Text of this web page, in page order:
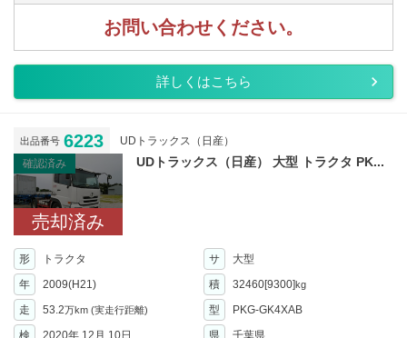
お問い合わせください。
詳しくはこちら
出品番号 6223
UDトラックス（日産）
確認済み
売却済み
UDトラックス（日産） 大型 トラクタ PK...
形 トラクタ サ
大型
年
2009(H21) 積 32460[9300]kg
走 53.2万km (実走行距離) 型
PKG-GK4XAB